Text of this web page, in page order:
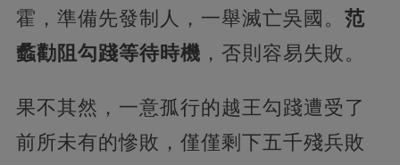
霍，準備先發制人，一舉滅亡吳國。 范
蠡勸阻勾踐等待時機 ，否則容易失敗。
果不其然，一意孤行的越王勾踐遭受了
前所未有的慘敗，僅僅剩下五千殘兵敗